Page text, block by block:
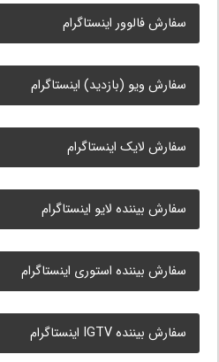
سفارش فالوور اینستاگرام
سفارش ویو (بازدید) اینستاگرام
سفارش لایک اینستاگرام
سفارش بیننده لایو اینستاگرام
سفارش بیننده استوری اینستاگرام
سفارش بیننده IGTV اینستاگرام